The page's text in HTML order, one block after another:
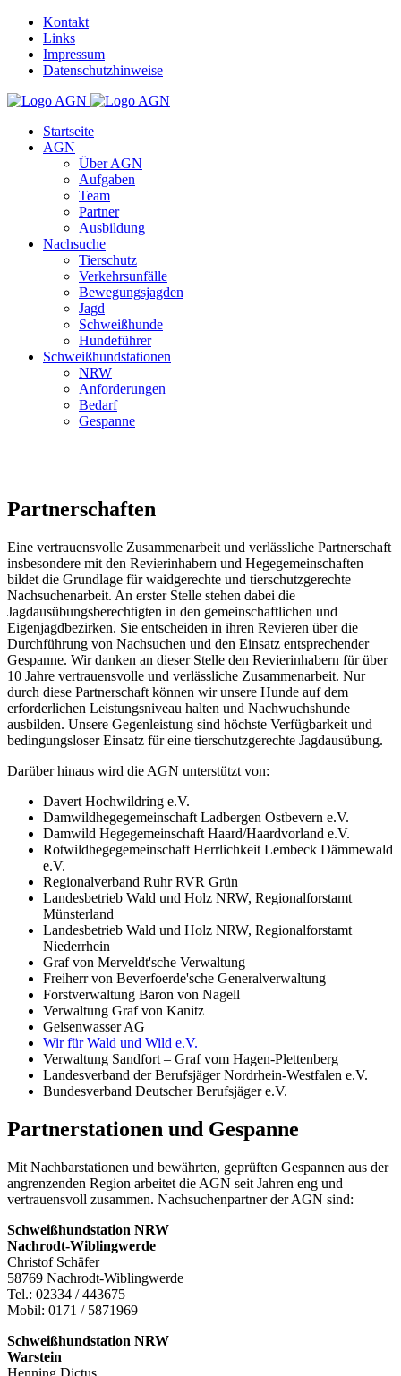
Kontakt
Links
Impressum
Datenschutzhinweise
Startseite
AGN
Über AGN
Aufgaben
Team
Partner
Ausbildung
Nachsuche
Tierschutz
Verkehrsunfälle
Bewegungsjagden
Jagd
Schweißhunde
Hundeführer
Schweißhundstationen
NRW
Anforderungen
Bedarf
Gespanne
Partnerschaften
Eine vertrauensvolle Zusammenarbeit und verlässliche Partnerschaft
insbesondere mit den Revierinhabern und Hegegemeinschaften
bildet die Grundlage für waidgerechte und tierschutzgerechte
Nachsuchenarbeit. An erster Stelle stehen dabei die
Jagdausübungsberechtigten in den gemeinschaftlichen und
Eigenjagdbezirken. Sie entscheiden in ihren Revieren über die
Durchführung von Nachsuchen und den Einsatz entsprechender
Gespanne. Wir danken an dieser Stelle den Revierinhabern für über
10 Jahre vertrauensvolle und verlässliche Zusammenarbeit. Nur
durch diese Partnerschaft können wir unsere Hunde auf dem
erforderlichen Leistungsniveau halten und Nachwuchshunde
ausbilden. Unsere Gegenleistung sind höchste Verfügbarkeit und
bedingungsloser Einsatz für eine tierschutzgerechte Jagdausübung.
Darüber hinaus wird die AGN unterstützt von:
Davert Hochwildring e.V.
Damwildhegegemeinschaft Ladbergen Ostbevern e.V.
Damwild Hegegemeinschaft Haard/Haardvorland e.V.
Rotwildhegegemeinschaft Herrlichkeit Lembeck Dämmewald
e.V.
Regionalverband Ruhr RVR Grün
Landesbetrieb Wald und Holz NRW, Regionalforstamt
Münsterland
Landesbetrieb Wald und Holz NRW, Regionalforstamt
Niederrhein
Graf von Merveldt'sche Verwaltung
Freiherr von Beverfoerde'sche Generalverwaltung
Forstverwaltung Baron von Nagell
Verwaltung Graf von Kanitz
Gelsenwasser AG
Wir für Wald und Wild e.V.
Verwaltung Sandfort – Graf vom Hagen-Plettenberg
Landesverband der Berufsjäger Nordrhein-Westfalen e.V.
Bundesverband Deutscher Berufsjäger e.V.
Partnerstationen und Gespanne
Mit Nachbarstationen und bewährten, geprüften Gespannen aus der
angrenzenden Region arbeitet die AGN seit Jahren eng und
vertrauensvoll zusammen. Nachsuchenpartner der AGN sind:
Schweißhundstation NRW
Nachrodt-Wiblingwerde
Christof Schäfer
58769 Nachrodt-Wiblingwerde
Tel.: 02334 / 443675
Mobil: 0171 / 5871969
Schweißhundstation NRW
Warstein
Henning Dictus